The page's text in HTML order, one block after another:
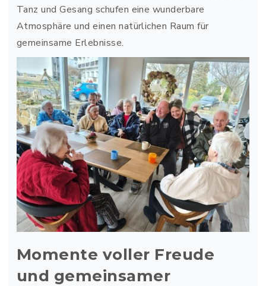
Tanz und Gesang schufen eine wunderbare
Atmosphäre und einen natürlichen Raum für
gemeinsame Erlebnisse.
Momente voller Freude
und gemeinsamer